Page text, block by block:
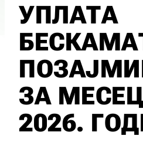
УПЛАТА
ЗА
2026.